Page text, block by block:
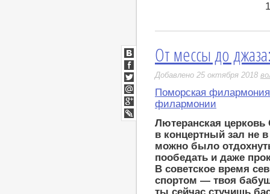
От мессы до
Добавлено 25 октября 2018
Поморская филармония
филармонии
Лютеранская церковь
в концертный зал не
можно было
пообедать и даже
В советское время
спортом — твоя
ВКонтакте
Facebook
Twitter
Мой
Мир
Google+
LiveJournal